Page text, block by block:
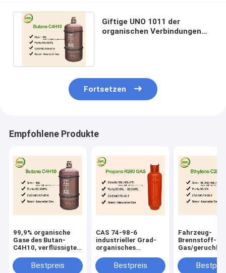
Giftige UNO 1011 der
organischen Verbindungen
Fortsetzen
Empfohlene Produkte
99,9% organische
Gase des Butan-
C4H10, verflüssigte
SubstanzBestpreis
CAS 74-98-6
industrieller Grad-
organisches
hohes reines
Bestpreis
Fahrzeug-
Brennstoff-
Gas/
Elektron-Grad